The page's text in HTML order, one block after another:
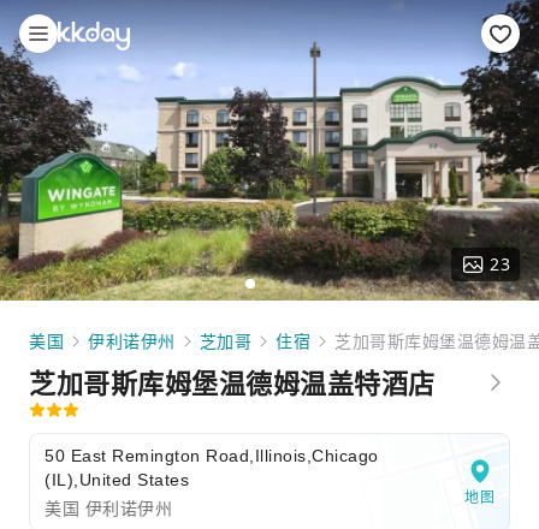
23
美国 伊利诺伊州 芝加哥 住宿 芝加哥斯库姆堡温德姆温
芝加哥斯库姆堡温德姆温盖特酒店
50 East Remington Road,Illinois,Chicago
(IL),United States
美国 伊利诺伊州
地图